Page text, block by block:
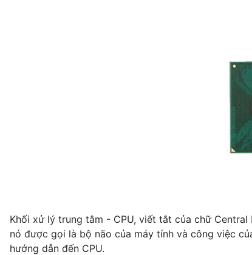
Khối xử lý trung tâm - CPU, viết tắt của chữ
nó được gọi là bộ não của máy tính và công việc
hướng dẫn đến CPU.